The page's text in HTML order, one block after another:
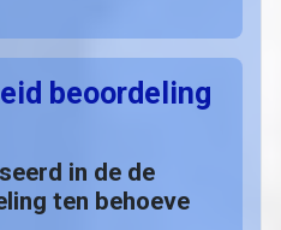
beoordeling
in de de
ten behoeve